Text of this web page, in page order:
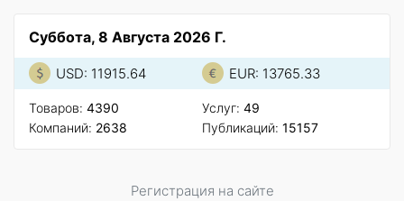
Суббота, 8 Августа 2026 Г.
USD: 11915.64 EUR: 13765.33
Товаров: 4390
Компаний: 2638
Услуг: 49
Публикаций: 15157
Регистрация на сайте